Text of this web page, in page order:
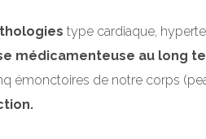
type cardiaque,
médicamenteuse au long
émonctoires de notre corps